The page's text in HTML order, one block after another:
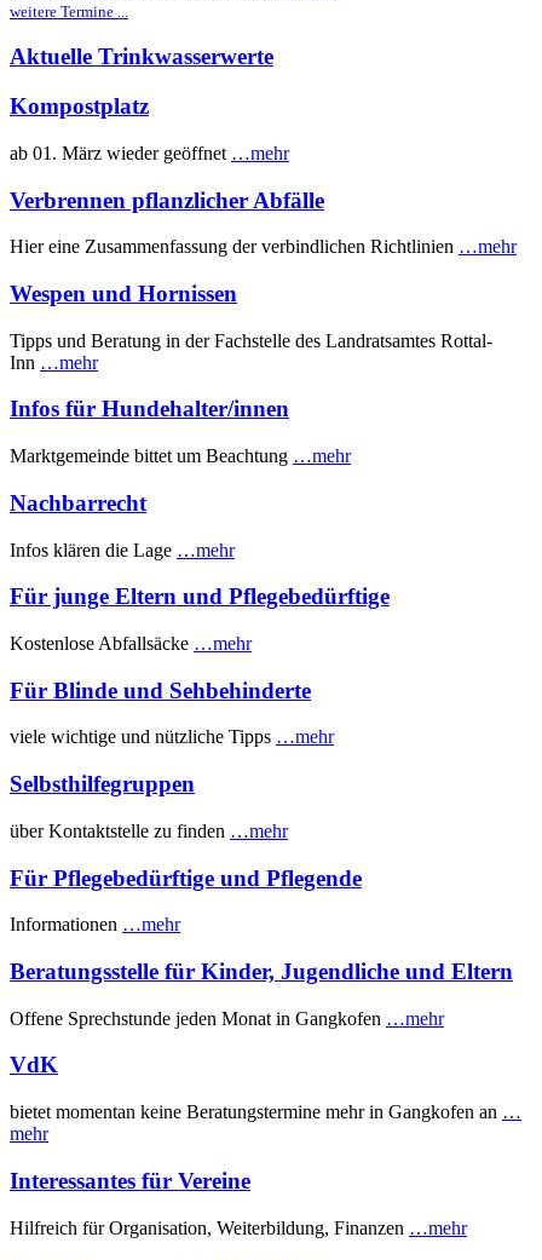
weitere Termine ...
Aktuelle Trinkwasserwerte
Kompostplatz
ab 01. März wieder geöffnet …mehr
Verbrennen pflanzlicher Abfälle
Hier eine Zusammenfassung der verbindlichen Richtlinien …mehr
Wespen und Hornissen
Tipps und Beratung in der Fachstelle des Landratsamtes Rottal-
Inn …mehr
Infos für Hundehalter/innen
Marktgemeinde bittet um Beachtung …mehr
Nachbarrecht
Infos klären die Lage …mehr
Für junge Eltern und Pflegebedürftige
Kostenlose Abfallsäcke …mehr
Für Blinde und Sehbehinderte
viele wichtige und nützliche Tipps …mehr
Selbsthilfegruppen
über Kontaktstelle zu finden …mehr
Für Pflegebedürftige und Pflegende
Informationen …mehr
Beratungsstelle für Kinder, Jugendliche und Eltern
Offene Sprechstunde jeden Monat in Gangkofen …mehr
VdK
bietet momentan keine Beratungstermine mehr in Gangkofen an …
mehr
Interessantes für Vereine
Hilfreich für Organisation, Weiterbildung, Finanzen …mehr